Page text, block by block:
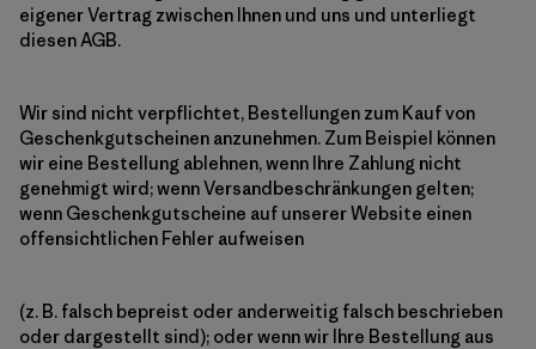
eigener Vertrag zwischen Ihnen und uns und unterliegt
diesen AGB.
Wir sind nicht verpflichtet, Bestellungen zum Kauf von
Geschenkgutscheinen anzunehmen. Zum Beispiel können
wir eine Bestellung ablehnen, wenn Ihre Zahlung nicht
genehmigt wird; wenn Versandbeschränkungen gelten;
wenn Geschenkgutscheine auf unserer Website einen
offensichtlichen Fehler aufweisen
(z. B. falsch bepreist oder anderweitig falsch beschrieben
oder dargestellt sind); oder wenn wir Ihre Bestellung aus